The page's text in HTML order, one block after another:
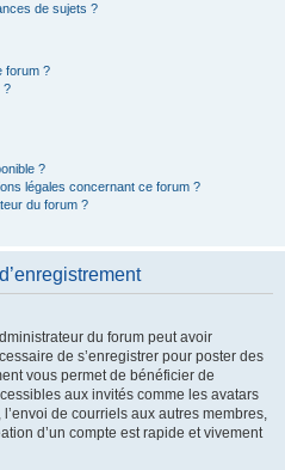
de sujets ?
forum ?
?
?
légales concernant ce forum ?
du forum ?
du forum peut avoir
de s’enregistrer pour poster des
vous permet de bénéficier de
aux invités comme les avatars
de courriels aux autres membres,
d’un compte est rapide et vivement